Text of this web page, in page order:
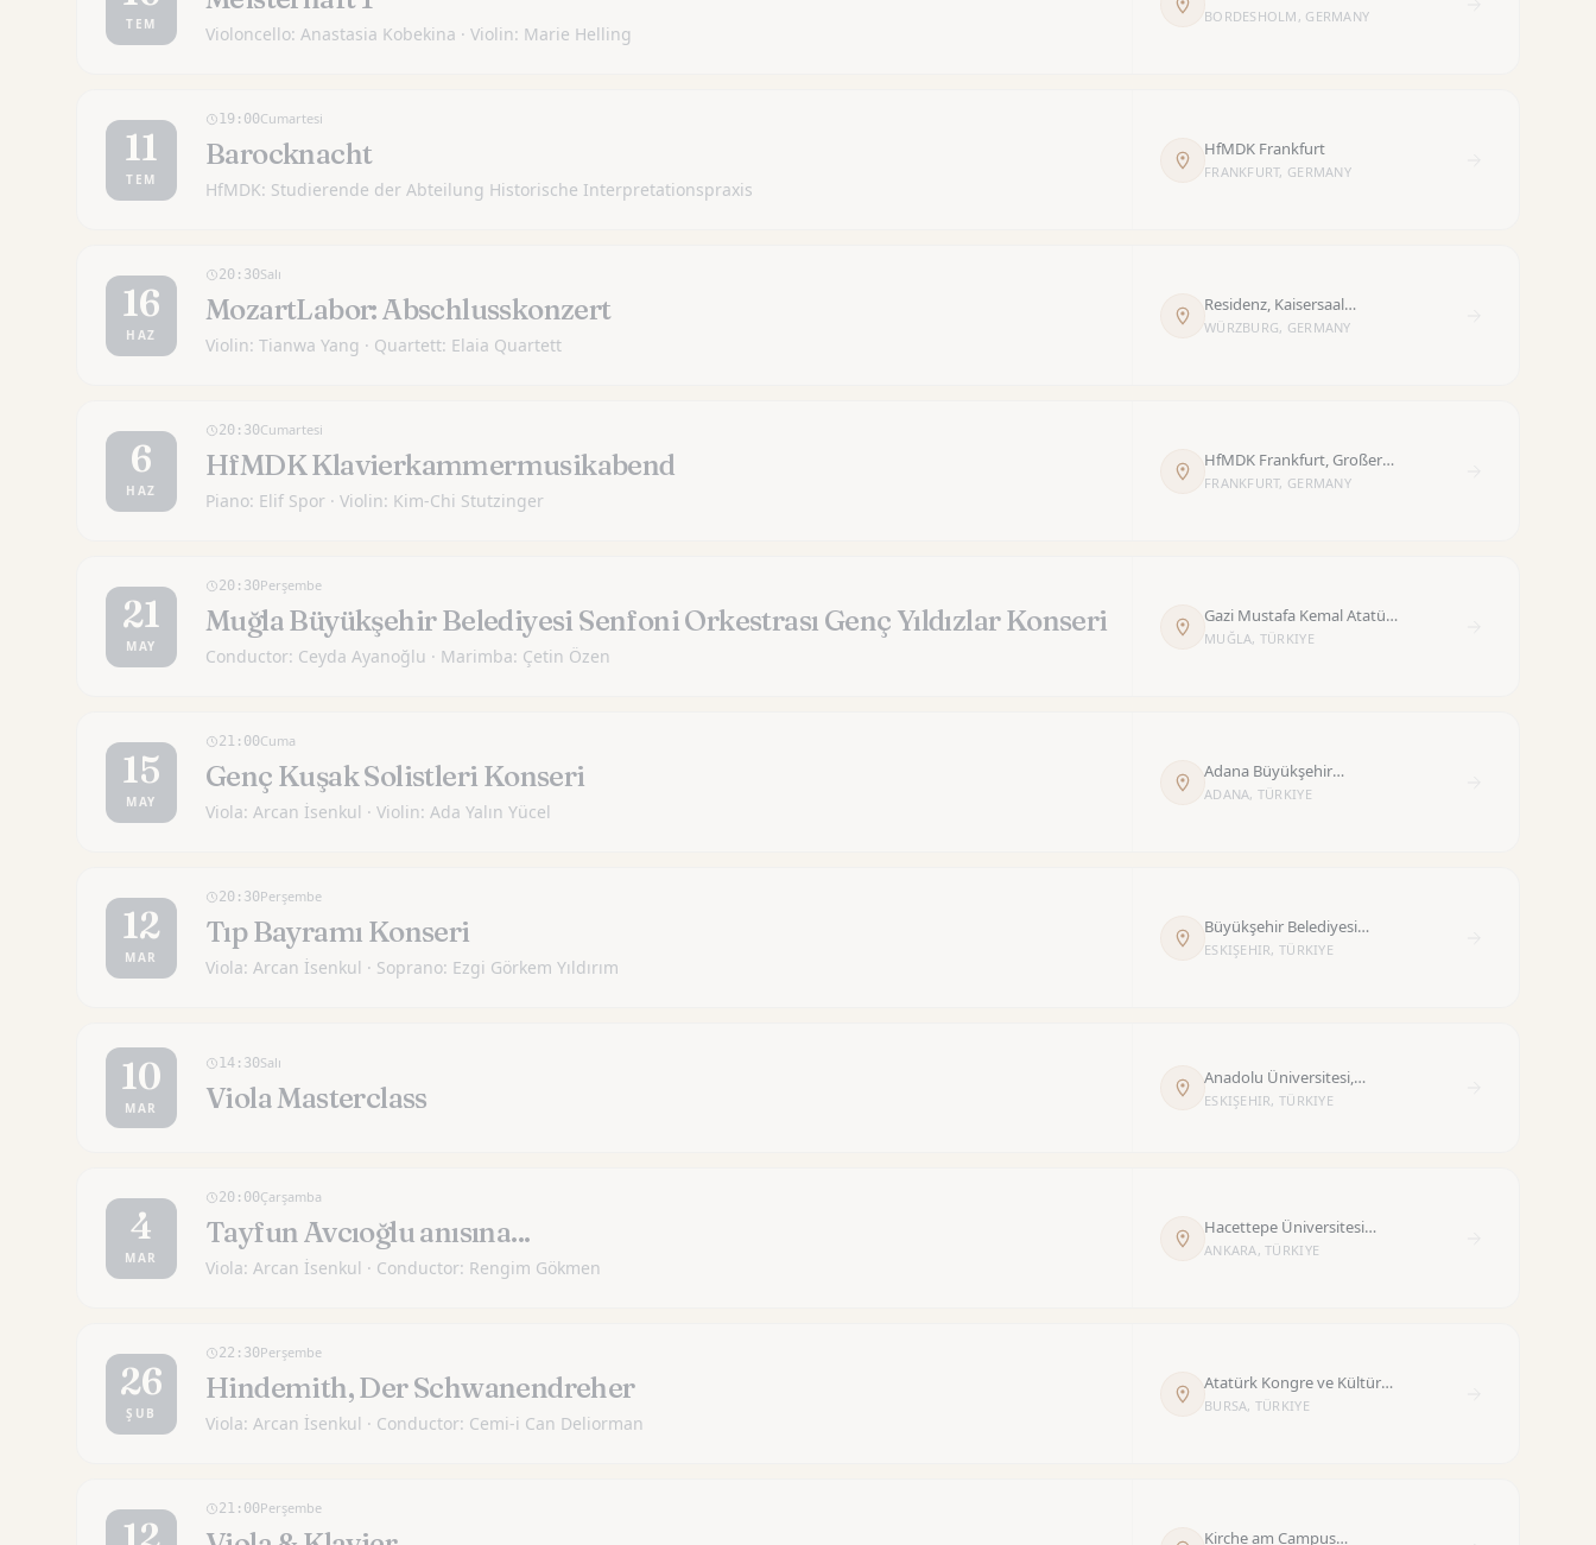
TEM Violoncello: Anastasia Kobekina · Violin: Marie Helling
BORDESHOLM, GERMANY
11
TEM
19:00Cumartesi
Barocknacht
HfMDK: Studierende der Abteilung Historische Interpretationspraxis
HfMDK Frankfurt
FRANKFURT, GERMANY
16
HAZ
20:30Salı
MozartLabor: Abschlusskonzert
Violin: Tianwa Yang · Quartett: Elaia Quartett
Residenz, Kaisersaal
Residenzplatz 2 97070
WÜRZBURG, GERMANY
6
HAZ
20:30Cumartesi
HfMDK Klavierkammermusikabend
Piano: Elif Spor · Violin: Kim-Chi Stutzinger
HfMDK Frankfurt, Großer
Saal
FRANKFURT, GERMANY
21
MAY
20:30Perşembe
Muğla Büyükşehir Belediyesi Senfoni Orkestrası Genç Yıldızlar Konseri
Conductor: Ceyda Ayanoğlu · Marimba: Çetin Özen
Gazi Mustafa Kemal Atatürk
Kültür Merkezi
MUĞLA, TÜRKIYE
15
MAY
21:00Cuma
Genç Kuşak Solistleri Konseri
Viola: Arcan İsenkul · Violin: Ada Yalın Yücel
Adana Büyükşehir
Belediyesi Konser Salonu
ADANA, TÜRKIYE
12
MAR
20:30Perşembe
Tıp Bayramı Konseri
Viola: Arcan İsenkul · Soprano: Ezgi Görkem Yıldırım
Büyükşehir Belediyesi
Sanat ve Kültür Sarayı
ESKIŞEHIR, TÜRKIYE
10
MAR
14:30Salı
Viola Masterclass
Anadolu Üniversitesi,
Devlet Konservatuvarı
ESKIŞEHIR, TÜRKIYE
4
MAR
20:00Çarşamba
Tayfun Avcıoğlu anısına...
Viola: Arcan İsenkul · Conductor: Rengim Gökmen
Hacettepe Üniversitesi
Ankara Devlet
ANKARA, TÜRKIYE
26
ŞUB
22:30Perşembe
Hindemith, Der Schwanendreher
Viola: Arcan İsenkul · Conductor: Cemi-i Can Deliorman
Atatürk Kongre ve Kültür
Merkezi - Merinos
BURSA, TÜRKIYE
21:00Perşembe
Kirche am Campus